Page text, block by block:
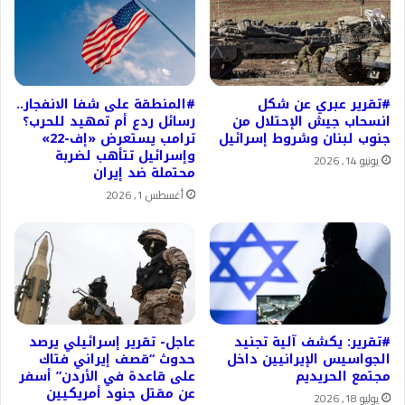
#تقرير عبري عن شكل
انسحاب جيش الإحتلال من
جنوب لبنان وشروط إسرائيل
يونيو 14, 2026
#المنطقة على شفا الانفجار..
رسائل ردع أم تمهيد للحرب؟
ترامب يستعرض «إف-22»
وإسرائيل تتأهب لضربة
محتملة ضد إيران
أغسطس 1, 2026
#تقرير: يكشف آلية تجنيد
الجواسيس الإيرانيين داخل
مجتمع الحريديم
يوليو 18, 2026
عاجل- تقرير إسرائيلي يرصد
حدوث “قصف إيراني فتاك
على قاعدة في الأردن” أسفر
عن مقتل جنود أمريكيين